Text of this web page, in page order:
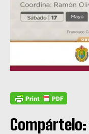
Compártelo: